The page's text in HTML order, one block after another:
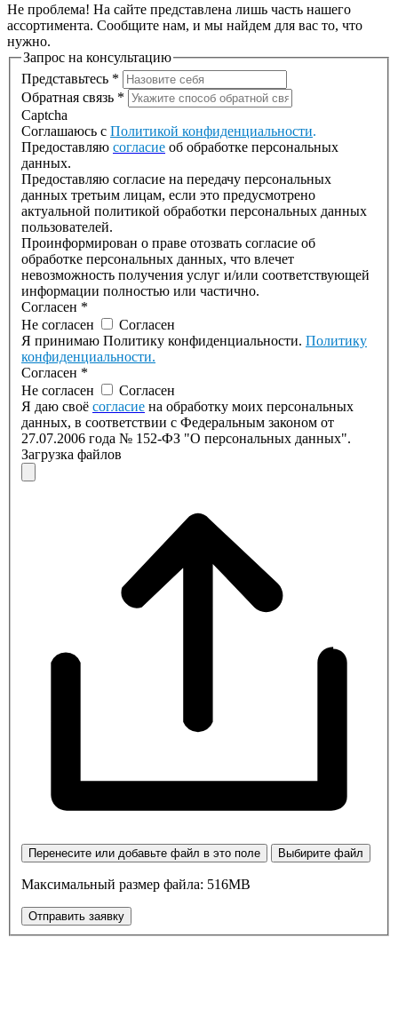
Не проблема! На сайте представлена лишь часть нашего
ассортимента. Сообщите нам, и мы найдем для вас то, что
нужно.
Запрос на консультацию
Представьтесь *
Обратная связь *
Captcha
Соглашаюсь с Политикой конфиденциальности.
Предоставляю согласие об обработке персональных
данных.
Предоставляю согласие на передачу персональных
данных третьим лицам, если это предусмотрено
актуальной политикой обработки персональных данных
пользователей.
Проинформирован о праве отозвать согласие об
обработке персональных данных, что влечет
невозможность получения услуг и/или соответствующей
информации полностью или частично.
Согласен *
Не согласен
Согласен
Я принимаю Политику конфиденциальности. Политику
конфиденциальности.
Согласен *
Не согласен
Согласен
Я даю своё согласие на обработку моих персональных
данных, в соответствии с Федеральным законом от
27.07.2006 года № 152-ФЗ "О персональных данных".
Загрузка файлов
Перенесите или добавьте файл в это поле Выбирите файл
Максимальный размер файла: 516MB
Отправить заявку